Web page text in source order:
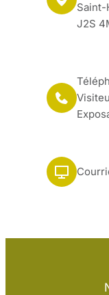
Saint-
J2S